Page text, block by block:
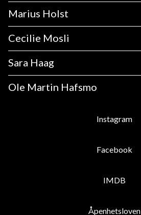
Marius Holst
Cecilie Mosli
Sara Haag
Ole Martin Hafsmo
Instagram
Facebook
IMDB
Åpenhetsloven